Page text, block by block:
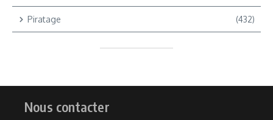
Piratage (432)
Nous contacter